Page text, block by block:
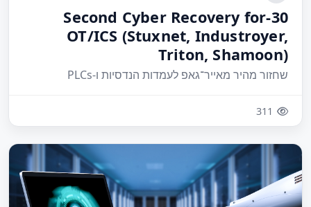
30-Second Cyber Recovery for
OT/ICS (Stuxnet, Industroyer,
Triton, Shamoon)
שחזור מהיר מאייר־גאפ לעמדות הנדסיות ו-PLCs
311